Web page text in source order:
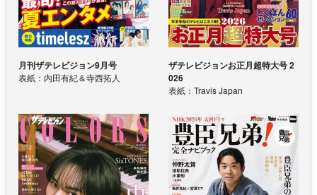
月刊ザテレビジョン9月号
表紙：内田有紀＆寺西拓人
ザテレビジョンお正月超特大号 2
026
表紙：Travis Japan